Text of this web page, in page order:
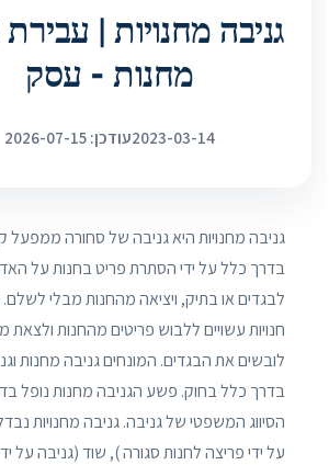
גניבה מחנויות | עבירת
מחנות - עסק
2023-03-14עודכן: 2026-07-15
גניבה מחנויות היא גניבה של סחורה ממפעל
בדרך כלל על ידי הסתרת פריט בחנות על
לבגדים או בתיק, ויציאה מהחנות מבלי
חנויות עשויים ללבוש פריטים מהחנות
לובשים את הבגדים. המונחים גניבה מחנות
בדרך כלל בחוק. פשע הגניבה מחנות נופל
הסיווג המשפטי של גניבה. גניבה מחנויות
על ידי פריצה לחנות סגורה ), שוד (גניבה על